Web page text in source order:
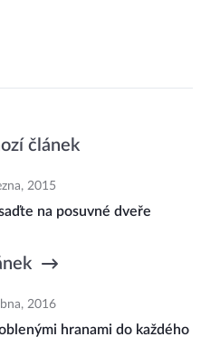
článek
2015
na posuvné dveře
2016
hranami do každého